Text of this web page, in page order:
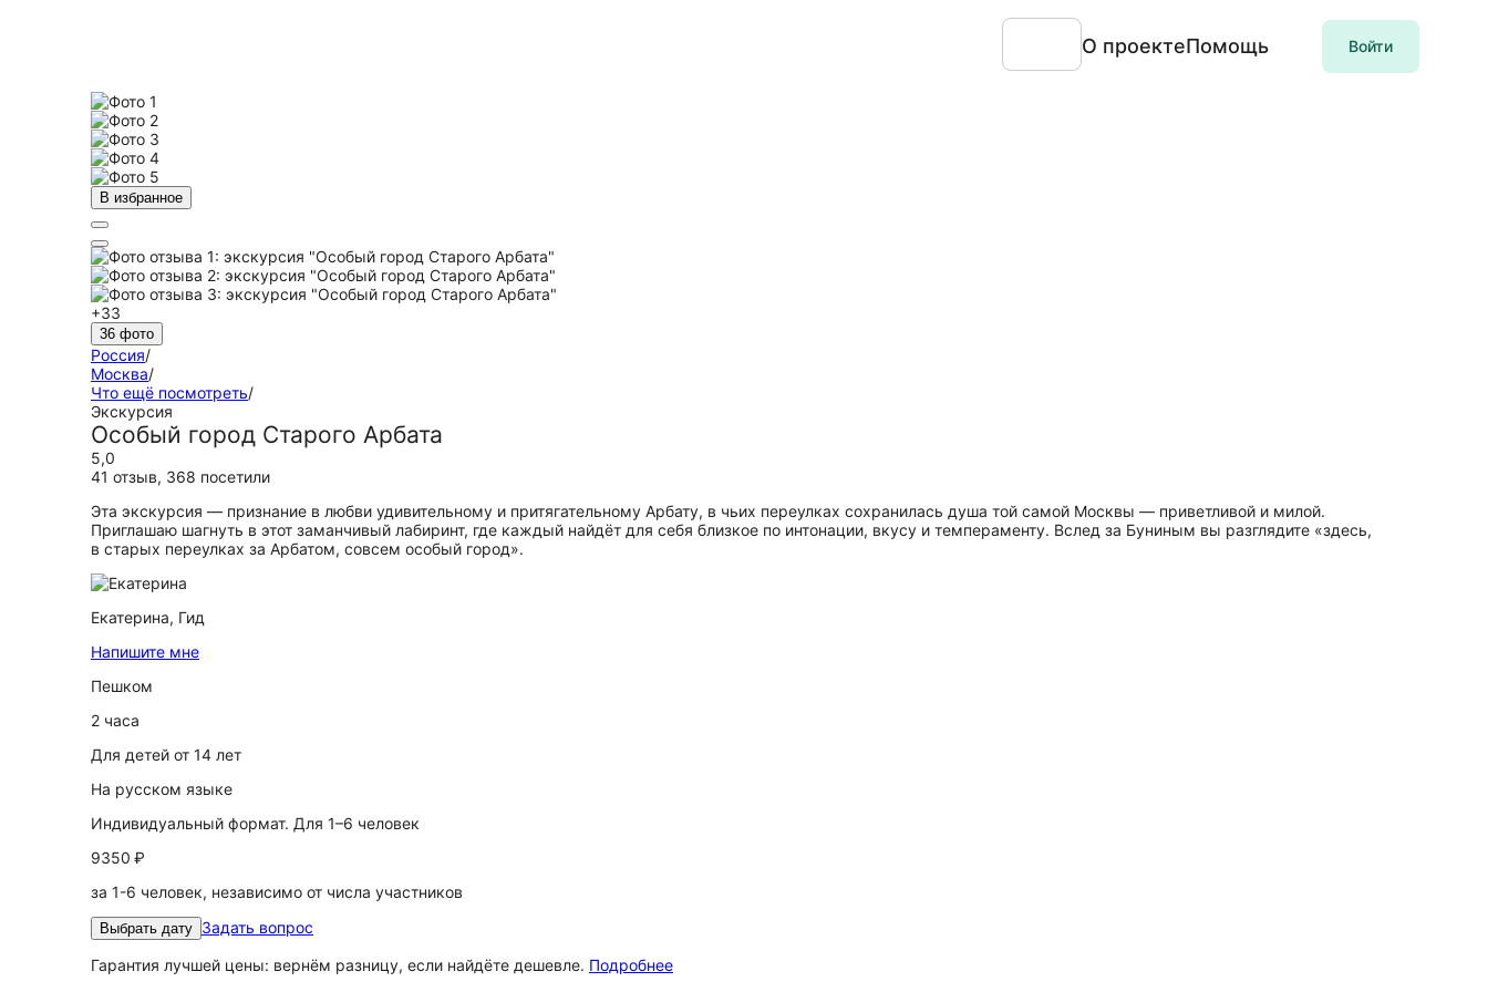
О проектеПомощь Войти
В избранное
+33
36 фото
Россия/
Москва/
Что ещё посмотреть/
Экскурсия
Особый город Старого Арбата
5,0
41 отзыв, 368 посетили
Эта экскурсия — признание в любви удивительному и притягательному Арбату, в чьих переулках сохранилась душа той самой Москвы — приветливой и милой.
Приглашаю шагнуть в этот заманчивый лабиринт, где каждый найдёт для себя близкое по интонации, вкусу и темпераменту. Вслед за Буниным вы разглядите «здесь,
в старых переулках за Арбатом, совсем особый город».
Екатерина, Гид
Напишите мне
Пешком
2 часа
Для детей от 14 лет
На русском языке
Индивидуальный формат. Для 1–6 человек
9350 ₽
за 1-6 человек, независимо от числа участников
Выбрать дату Задать вопрос
Гарантия лучшей цены: вернём разницу, если найдёте дешевле. Подробнее